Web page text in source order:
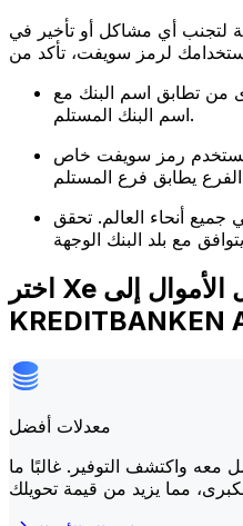
لتجنب أي مشاكل أو تأخير في
لرمز سويفت، تأكد من
من تطابق اسم البنك مع
اسم البنك المستلم.
تستخدم رمز سويفت خاص
جميع أنحاء العالم. تحقق
اختر Xe عند إرسال الأموال إلى
KREDITBANKEN
معدلات أفضل
معه واكتشف التوفير. غالبًا ما